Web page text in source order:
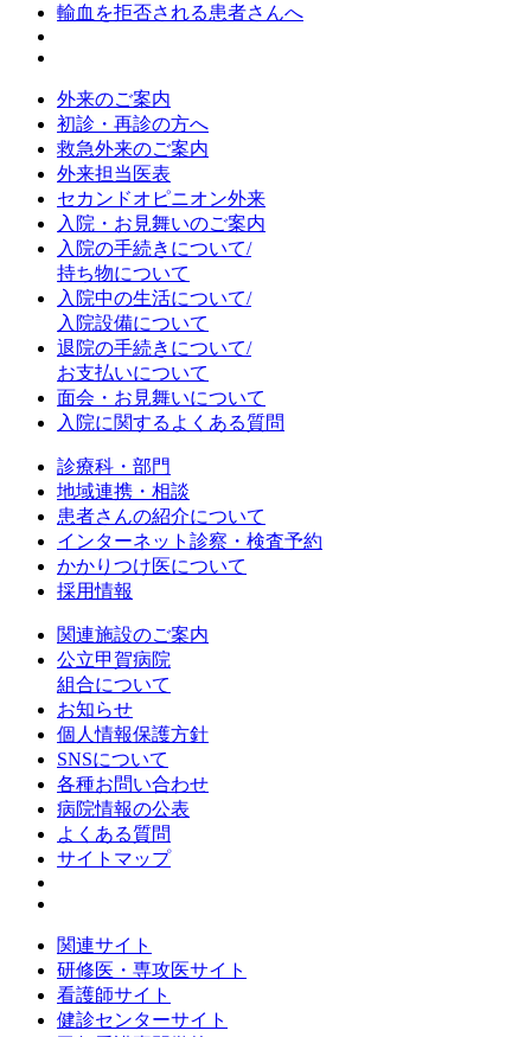
輸血を拒否される患者さんへ
外来のご案内
初診・再診の方へ
救急外来のご案内
外来担当医表
セカンドオピニオン外来
入院・お見舞いのご案内
入院の手続きについて/
持ち物について
入院中の生活について/
入院設備について
退院の手続きについて/
お支払いについて
面会・お見舞いについて
入院に関するよくある質問
診療科・部門
地域連携・相談
患者さんの紹介について
インターネット診察・検査予約
かかりつけ医について
採用情報
関連施設のご案内
公立甲賀病院
組合について
お知らせ
個人情報保護方針
SNSについて
各種お問い合わせ
病院情報の公表
よくある質問
サイトマップ
関連サイト
研修医・専攻医サイト
看護師サイト
健診センターサイト